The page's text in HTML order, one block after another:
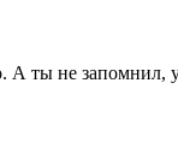
ты не запомнил, у